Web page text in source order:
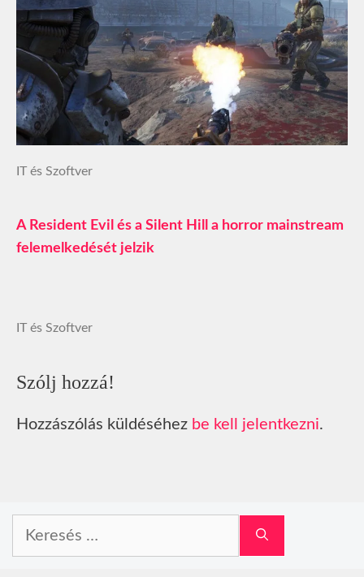
IT és Szoftver
A Resident Evil és a Silent Hill a horror mainstream
felemelkedését jelzik
IT és Szoftver
Szólj hozzá!
Hozzászólás küldéséhez be kell jelentkezni.